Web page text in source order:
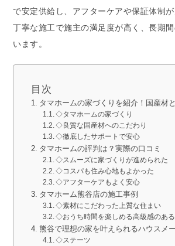
で安定供給し、アフターケアや保証体制
丁寧な施工で施主の満足度が高く、長期
います。
目次
タマホームの家づくりを紹介！国産材
◇タマホームの家づくり
◇良質な国産材へのこだわり
◇徹底したサポートで安心
タマホームの評判は？実際の口コミ
◇スムーズに家づくりが進められた
◇コスパも住み心地もよかった
◇アフターケアもよく安心
タマホーム熊谷店の施工事例
◇素材にこだわった上質な住まい
◇おうち時間を楽しめる高級感のあ
熊谷で理想の家を叶えられるハウスメ
◇ステーツ